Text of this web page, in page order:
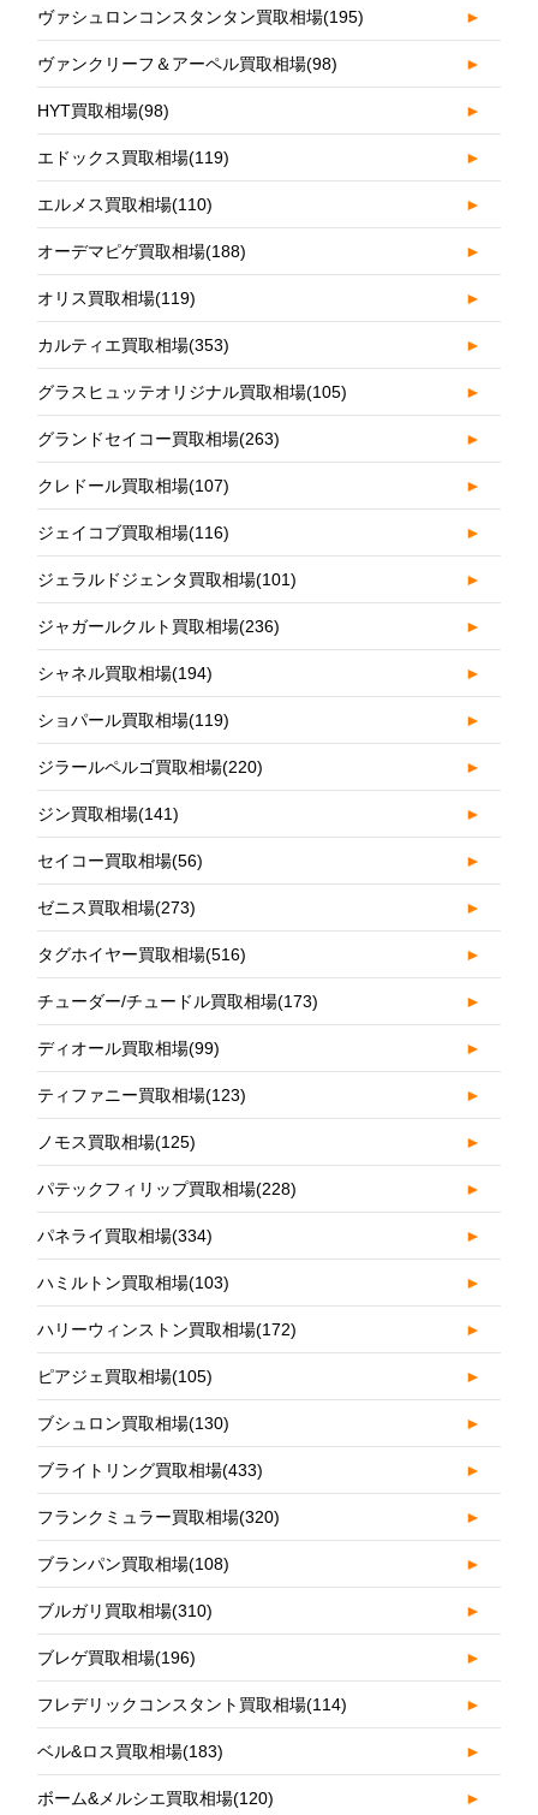
ヴァシュロンコンスタンタン買取相場(195) ►
ヴァンクリーフ＆アーペル買取相場(98) ►
HYT買取相場(98) ►
エドックス買取相場(119) ►
エルメス買取相場(110) ►
オーデマピゲ買取相場(188) ►
オリス買取相場(119) ►
カルティエ買取相場(353) ►
グラスヒュッテオリジナル買取相場(105) ►
グランドセイコー買取相場(263) ►
クレドール買取相場(107) ►
ジェイコブ買取相場(116) ►
ジェラルドジェンタ買取相場(101) ►
ジャガールクルト買取相場(236) ►
シャネル買取相場(194) ►
ショパール買取相場(119) ►
ジラールペルゴ買取相場(220) ►
ジン買取相場(141) ►
セイコー買取相場(56) ►
ゼニス買取相場(273) ►
タグホイヤー買取相場(516) ►
チューダー/チュードル買取相場(173) ►
ディオール買取相場(99) ►
ティファニー買取相場(123) ►
ノモス買取相場(125) ►
パテックフィリップ買取相場(228) ►
パネライ買取相場(334) ►
ハミルトン買取相場(103) ►
ハリーウィンストン買取相場(172) ►
ピアジェ買取相場(105) ►
ブシュロン買取相場(130) ►
ブライトリング買取相場(433) ►
フランクミュラー買取相場(320) ►
ブランパン買取相場(108) ►
ブルガリ買取相場(310) ►
ブレゲ買取相場(196) ►
フレデリックコンスタント買取相場(114) ►
ベル&ロス買取相場(183) ►
ボーム&メルシエ買取相場(120) ►